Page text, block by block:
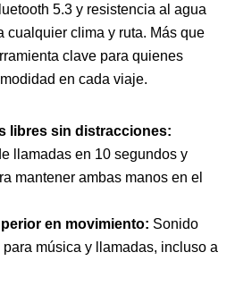
5.3 y resistencia al agua
cualquier clima y ruta. Más que
clave para quienes
en cada viaje.
libres sin distracciones:
llamadas en 10 segundos y
mantener ambas manos en el
en movimiento: Sonido
música y llamadas, incluso a